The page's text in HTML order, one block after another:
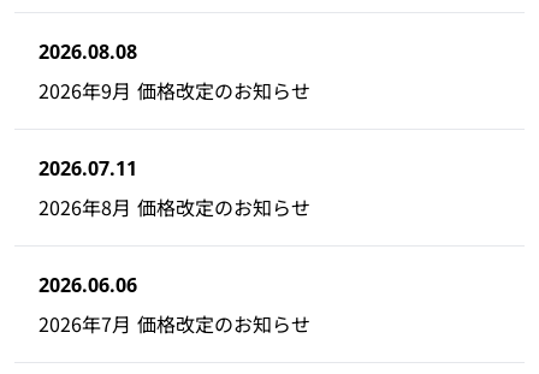
2026.08.08
2026年9月 価格改定のお知らせ
2026.07.11
2026年8月 価格改定のお知らせ
2026.06.06
2026年7月 価格改定のお知らせ